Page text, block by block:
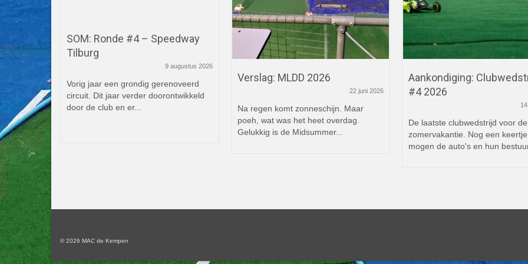
One
SOM: Ronde #4 – Speedway
Tilburg
9 augustus 2026
Vorig jaar een grondig gerenoveerd
circuit. Dit jaar verder doorontwikkeld
door de club en er...
Verslag: MLDD 2026
22 juni 2026
Na regen komt zonneschijn. Maar
poeh, wat was het heet overdag.
Gelukkig is de Midsummer...
Aankondiging:
#4 2026
De laatste clubwedstrijd voor de
zomervakantie. Nog een keertje
mogen de auto's en hun
© 2026 MAC de Kempen